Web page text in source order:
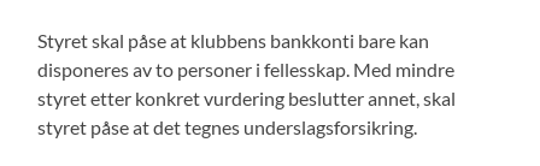
Styret skal påse at klubbens bankkonti bare kan
disponeres av to personer i fellesskap. Med mindre
styret etter konkret vurdering beslutter annet, skal
styret påse at det tegnes underslagsforsikring.